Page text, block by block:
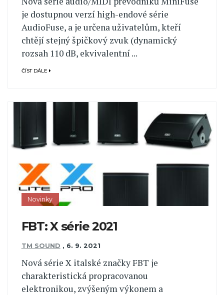
je dostupnou verzí high-endové série
AudioFuse, a je určena uživatelům, kteří
chtějí stejný špičkový zvuk (dynamický
rozsah 110 dB, ekvivalentní ...
ČÍST DÁLE
Novinky
FBT: X série 2021
TM SOUND , 6. 9. 2021
Nová série X italské značky FBT je
charakteristická propracovanou
elektronikou, zvýšeným výkonem a